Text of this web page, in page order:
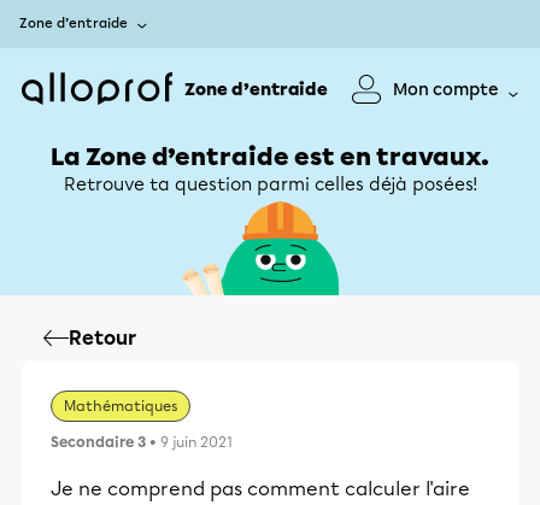
Zone d’entraide
Zone d’entraide Mon compte
La Zone d’entraide est en travaux.
Retrouve ta question parmi celles déjà posées!
Retour
Mathématiques
Secondaire 3 • 9 juin 2021
Je ne comprend pas comment calculer l'aire